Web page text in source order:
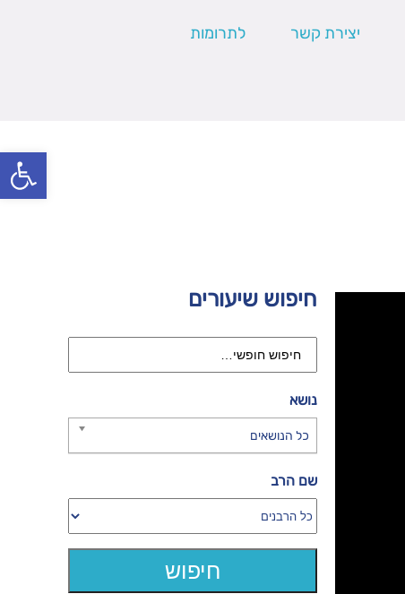
פתח
יצירת קשר לתרומות
חיפוש שיעורים
נושא
כל הנושאים
שם הרב